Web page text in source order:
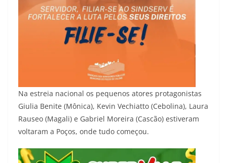
Na estreia nacional os pequenos atores protagonistas
Giulia Benite (Mônica), Kevin Vechiatto (Cebolina), Laura
Rauseo (Magali) e Gabriel Moreira (Cascão) estiveram
voltaram a Poços, onde tudo começou.